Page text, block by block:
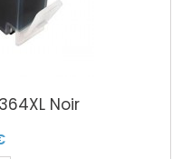
Noir